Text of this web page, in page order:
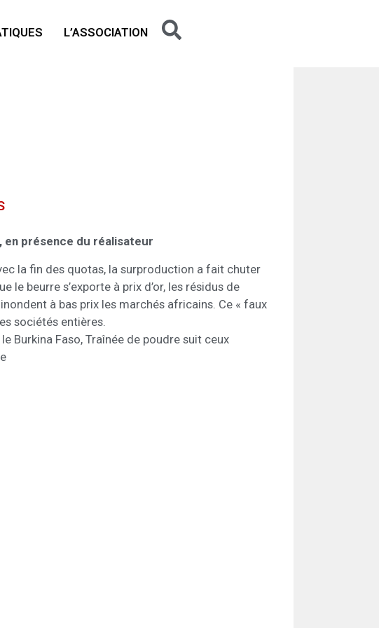
L’ASSOCIATION
en présence du réalisateur
la fin des quotas, la surproduction a fait chuter
le beurre s’exporte à prix d’or, les résidus de
à bas prix les marchés africains. Ce « faux
sociétés entières.
Burkina Faso, Traînée de poudre suit ceux